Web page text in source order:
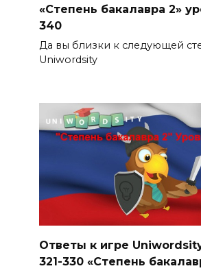
«Степень бакалавра 2»
340
Да вы близки к следующей
Uniwordsity
Ответы к игре
321-330 «Степень